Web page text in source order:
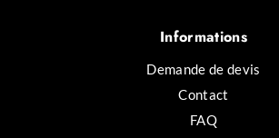
Informations
Demande de devis
Contact
FAQ